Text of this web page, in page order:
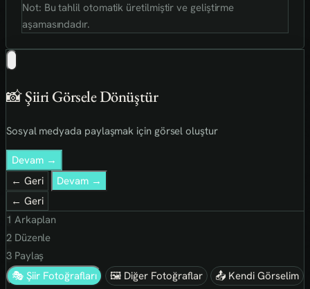
Not: Bu tahlil otomatik üretilmiştir ve geliştirme
aşamasındadır.
📸 Şiiri Görsele Dönüştür
Sosyal medyada paylaşmak için görsel oluştur
Devam →
← Geri
Devam →
← Geri
1 Arkaplan
2Düzenle
3Paylaş
🎭 Şiir Fotoğrafları
🖼 Diğer Fotoğraflar 📤 Kendi Görselim